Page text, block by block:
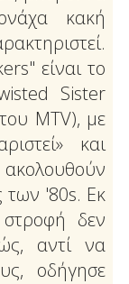
κακή
είναι το
Sister
MTV), με
και
των '80s. Εκ
δεν
αντί να
οδήγησε